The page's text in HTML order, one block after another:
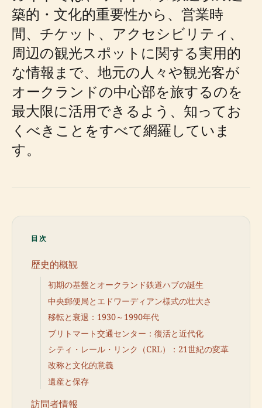
築的・文化的重要性から、営業時
間、チケット、アクセシビリティ、
周辺の観光スポットに関する実用的
な情報まで、地元の人々や観光客が
オークランドの中心部を旅するのを
最大限に活用できるよう、知ってお
くべきことをすべて網羅していま
す。
目次
歴史的概観
初期の基盤とオークランド鉄道ハブの誕生
中央郵便局とエドワーディアン様式の壮大さ
移転と衰退：1930～1990年代
ブリトマート交通センター：復活と近代化
シティ・レール・リンク（CRL）：21世紀の変革
改称と文化的意義
遺産と保存
訪問者情報